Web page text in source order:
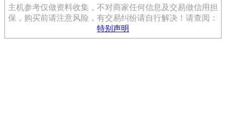
主机参考仅做资料收集，不对商家任何信息及交易做信用担
保，购买前请注意风险，有交易纠纷请自行解决！请查阅：
特别声明